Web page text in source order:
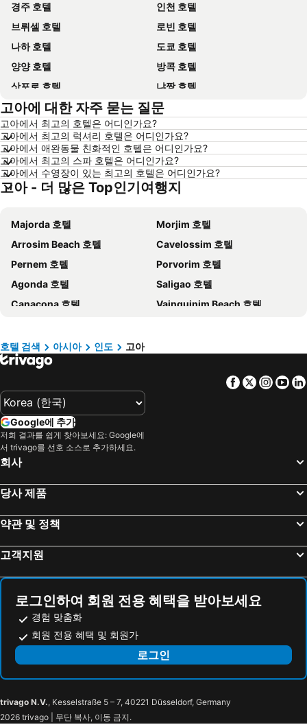
경주 호텔
인천 호텔
브뤼셀 호텔
로빈 호텔
나하 호텔
도쿄 호텔
양양 호텔
방콕 호텔
삿포로 호텔
냐짱 호텔
나고야 호텔
대전 호텔
제주시 호텔
다낭 호텔
삼척 호텔
평창 호텔
고성 호텔
목포 호텔
오키나와 호텔
산토리니섬 호텔
보홀 호텔
한국 호텔
타이페이 호텔
타이중 호텔
경기도 호텔
유럽 호텔
경상남도 호텔
보라카이 호텔
크레타 섬 호텔
Paris 호텔
밀로섬 호텔
대만 호텔
고아에 대한 자주 묻는 질문
고아에서 최고의 호텔은 어디인가요?
고아에서 최고의 럭셔리 호텔은 어디인가요?
고아에서 애완동물 친화적인 호텔은 어디인가요?
고아에서 최고의 스파 호텔은 어디인가요?
고아에서 수영장이 있는 최고의 호텔은 어디인가요?
고아 - 더 많은 Top인기여행지
Majorda 호텔
Morjim 호텔
Arrosim Beach 호텔
Cavelossim 호텔
Pernem 호텔
Porvorim 호텔
Agonda 호텔
Saligao 호텔
Canacona 호텔
Vainguinim Beach 호텔
Siolim 호텔
Bogmalo Beach 호텔
호텔 검색 아시아 인도 고아
Facebook
Twitter
Google에 추가
저희 결과를 쉽게 찾아보세요: Google에
서 trivago를 선호 소스로 추가하세요.
회사
당사 제품
약관 및 정책
고객지원
로그인하여 회원 전용 혜택을 받아보세요
경험 맞춤화
회원 전용 혜택 및 회원가
로그인
trivago N.V., Kesselstraße 5 – 7, 40221 Düsseldorf, Germany
2026 trivago | 무단 복사, 이동 금지.